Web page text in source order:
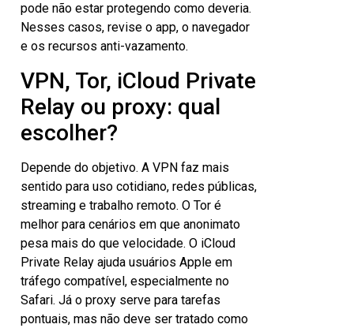
pode não estar protegendo como deveria.
Nesses casos, revise o app, o navegador
e os recursos anti-vazamento.
VPN, Tor, iCloud Private
Relay ou proxy: qual
escolher?
Depende do objetivo. A VPN faz mais
sentido para uso cotidiano, redes públicas,
streaming e trabalho remoto. O Tor é
melhor para cenários em que anonimato
pesa mais do que velocidade. O iCloud
Private Relay ajuda usuários Apple em
tráfego compatível, especialmente no
Safari. Já o proxy serve para tarefas
pontuais, mas não deve ser tratado como